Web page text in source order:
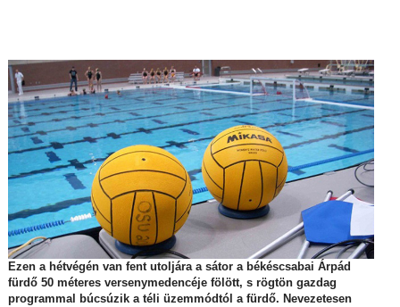
Ezen a hétvégén van fent utoljára a sátor a békéscsabai Árpád
fürdő 50 méteres versenymedencéje fölött, s rögtön gazdag
programmal búcsúzik a téli üzemmódtól a fürdő. Nevezetesen